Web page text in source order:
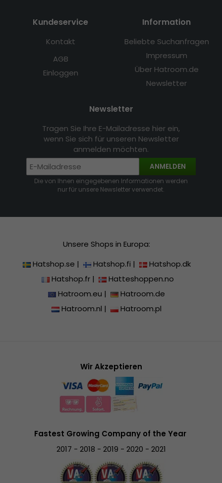
Kundeservice
Kontakt
AGB
Einloggen
Information
Beliebte Suchanfragen
Impressum
Über Hatroom.de
Newsletter
Newsletter
Tragen Sie Ihre E-Mailadresse hier ein,
wenn Sie sich für unseren Newsletter
anmelden möchten.
ANMELDEN
Die von Ihnen eingegebenen Informationen werden
nur für unsere Newsletter verwendet.
Unsere Shops in Europa:
Hatshop.se | Hatshop.fi |
Hatshop.dk
Hatshop.fr|
Hatteshoppen.no
Hatroom.eu |
Hatroom.de
Hatroom.nl | Hatroom.pl
Wir Akzeptieren
Fastest Growing Company of the Year
2017 - 2018 - 2019 - 2020 - 2021